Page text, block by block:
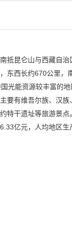
抵昆仑山与西藏自
东西长约670公里
光能资源较丰富的
要有维吾尔族、汉
特干遗址等旅游景
亿元，人均地区生